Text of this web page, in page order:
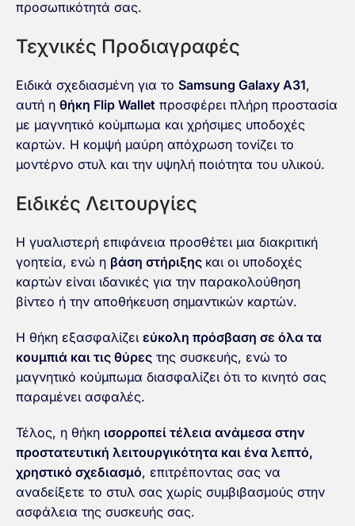
προσωπικότητά σας.
Τεχνικές Προδιαγραφές
Ειδικά σχεδιασμένη για το Samsung Galaxy A31,
αυτή η θήκη Flip Wallet προσφέρει πλήρη προστασία
με μαγνητικό κούμπωμα και χρήσιμες υποδοχές
καρτών. Η κομψή μαύρη απόχρωση τονίζει το
μοντέρνο στυλ και την υψηλή ποιότητα του υλικού.
Ειδικές Λειτουργίες
Η γυαλιστερή επιφάνεια προσθέτει μια διακριτική
γοητεία, ενώ η βάση στήριξης και οι υποδοχές
καρτών είναι ιδανικές για την παρακολούθηση
βίντεο ή την αποθήκευση σημαντικών καρτών.
Η θήκη εξασφαλίζει εύκολη πρόσβαση σε όλα τα
κουμπιά και τις θύρες της συσκευής, ενώ το
μαγνητικό κούμπωμα διασφαλίζει ότι το κινητό σας
παραμένει ασφαλές.
Τέλος, η θήκη ισορροπεί τέλεια ανάμεσα στην
προστατευτική λειτουργικότητα και ένα λεπτό,
χρηστικό σχεδιασμό, επιτρέποντας σας να
αναδείξετε το στυλ σας χωρίς συμβιβασμούς στην
ασφάλεια της συσκευής σας.